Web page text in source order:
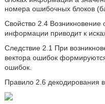
номера ошибочных блоков
Свойство 2.4 Возникновение
информации приводит к
Следствие 2.1 При
вектора ошибок
ошибок.
Правило 2.6 декодирования